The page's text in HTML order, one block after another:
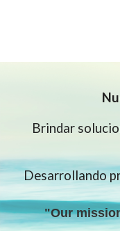
Brindar
Desarrollando
"Our